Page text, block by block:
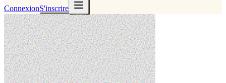
ConnexionS'inscrire